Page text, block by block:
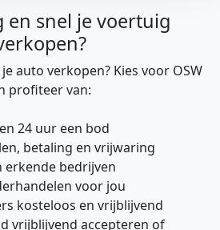
en snel je voertuig
auto verkopen? Kies voor OSW
profiteer van:
24 uur een bod
betaling en vrijwaring
erkende bedrijven
voor jou
kosteloos en vrijblijvend
vrijblijvend accepteren of